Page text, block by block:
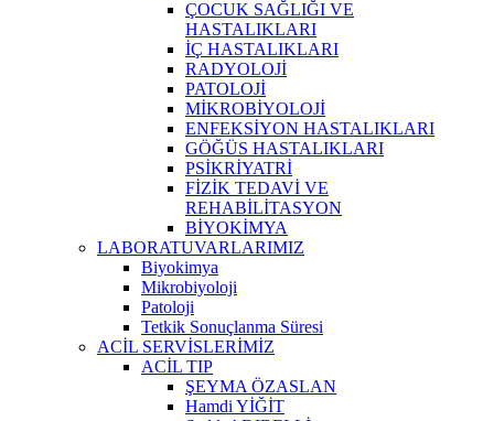
ÇOCUK SAĞLIĞI VE
HASTALIKLARI
İÇ HASTALIKLARI
RADYOLOJİ
PATOLOJİ
MİKROBİYOLOJİ
ENFEKSİYON HASTALIKLARI
GÖĞÜS HASTALIKLARI
PSİKRİYATRİ
FİZİK TEDAVİ VE
REHABİLİTASYON
BİYOKİMYA
LABORATUVARLARIMIZ
Biyokimya
Mikrobiyoloji
Patoloji
Tetkik Sonuçlanma Süresi
ACİL SERVİSLERİMİZ
ACİL TIP
ŞEYMA ÖZASLAN
Hamdi YİĞİT